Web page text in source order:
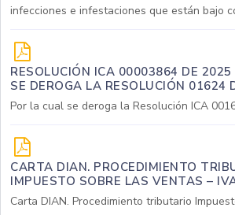
infecciones e infestaciones que están bajo
RESOLUCIÓN ICA 00003864 DE 2025
SE DEROGA LA RESOLUCIÓN 01624
Por la cual se deroga la Resolución ICA
CARTA DIAN. PROCEDIMIENTO
IMPUESTO SOBRE LAS VENTAS –
Carta DIAN. Procedimiento tributario